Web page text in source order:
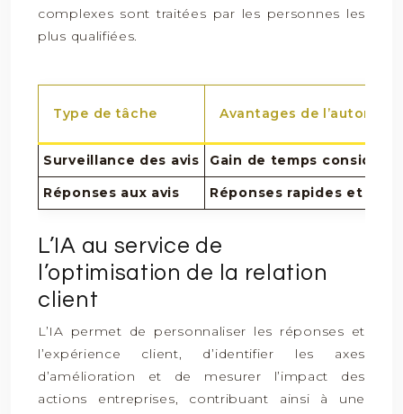
complexes sont traitées par les personnes les
plus qualifiées.
Type de tâche Avantages de
Surveillance des avis
Gain de temps
Réponses aux avis
Réponses rapides et
L’IA au service de
l’optimisation de la relation
client
L’IA permet de personnaliser les réponses et
l’expérience client, d’identifier les axes
d’amélioration et de mesurer l’impact des
actions entreprises, contribuant ainsi à une